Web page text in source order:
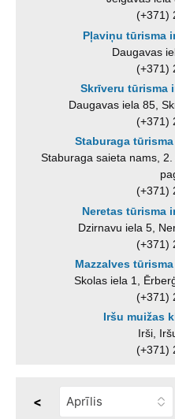
(+371)
Pļaviņu tūrisma
Daugavas
(+371)
Skrīveru tūrisma
Daugavas iela 85,
(+371)
Staburaga
Staburaga saieta nams,
(+371)
Neretas tūrisma
Dzirnavu iela 5,
(+371)
Mazzalves
Skolas iela 1,
(+371)
Iršu muižas
Irši,
(+371)
<